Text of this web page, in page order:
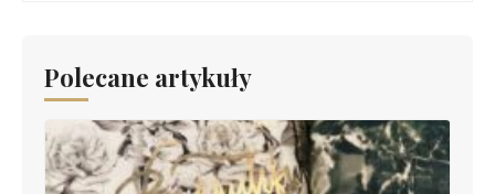
Polecane artykuły